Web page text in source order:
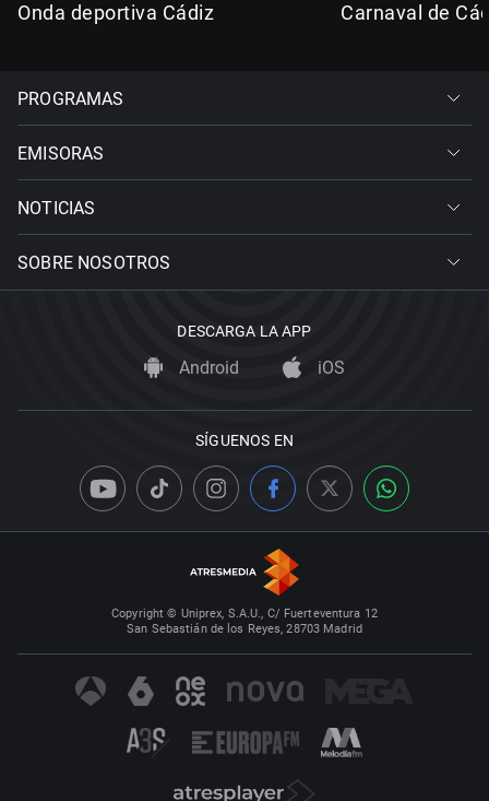
Onda deportiva Cádiz Carnaval de
PROGRAMAS
EMISORAS
NOTICIAS
SOBRE NOSOTROS
DESCARGA LA APP
Android iOS
SÍGUENOS EN
Copyright © Uniprex, S.A.U., C/ Fuerteventura 12
San Sebastián de los Reyes, 28703 Madrid